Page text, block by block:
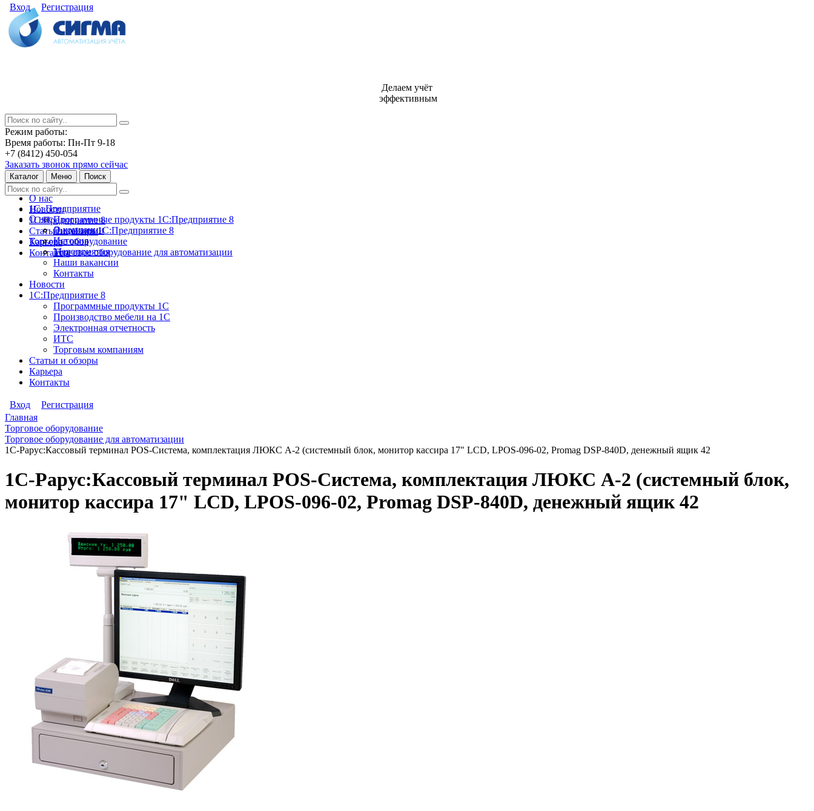
Вход Регистрация
Делаем учёт
эффективным
Режим работы:
Время работы: Пн-Пт 9-18
+7 (8412) 450-054
Заказать звонок прямо сейчас
Каталог Меню Поиск
О нас
Новости
1С:Предприятие 8
Статьи и обзоры
Карьера
Контакты
1С: Предприятие
Программные продукты 1С:Предприятие 8
Лицензии 1С:Предприятие 8
Торговое оборудование
Торговое оборудование для автоматизации
О нас
О компании
История
Мероприятия
Наши вакансии
Контакты
Новости
1С:Предприятие 8
Программные продукты 1С
Производство мебели на 1С
Электронная отчетность
ИТС
Торговым компаниям
Статьи и обзоры
Карьера
Контакты
Вход
Регистрация
Главная
Торговое оборудование
Торговое оборудование для автоматизации
1С-Рарус:Кассовый терминал POS-Система, комплектация ЛЮКС A-2 (системный блок, монитор кассира 17" LCD, LPOS-096-02, Promag DSP-840D, денежный ящик 42
1С-Рарус:Кассовый терминал POS-Система, комплектация ЛЮКС A-2 (системный блок,
монитор кассира 17" LCD, LPOS-096-02, Promag DSP-840D, денежный ящик 42